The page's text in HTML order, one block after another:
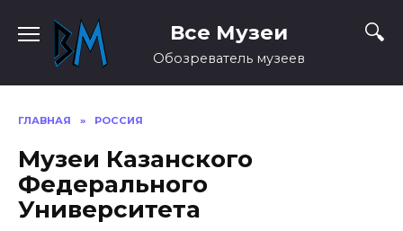
содержанию
Все Музеи
Обозреватель музеев
ГЛАВНАЯ » РОССИЯ
Музеи Казанского
Федерального
Университета